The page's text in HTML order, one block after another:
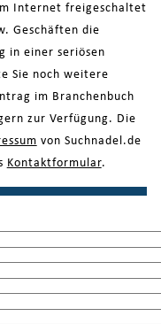
Internet freigeschaltet
Geschäften die
in einer seriösen
Sie noch weitere
im Branchenbuch
zur Verfügung. Die
von Suchnadel.de
Kontaktformular.